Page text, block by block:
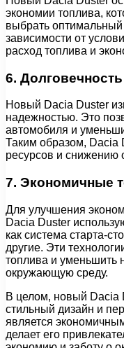
экономии топлива,
выбрать
зависимости от
расход топлива и
6.
Новый Dacia Duster
надежностью. Это
автомобиля и
Таким образом, Dacia
ресурсов и снижению
7. Экономичные
Для улучшения
Dacia Duster
как система старта-
другие. Эти
топлива и уменьшить
окружающую среду.
В целом, новый Dacia
стильный дизайн и
является
делает его